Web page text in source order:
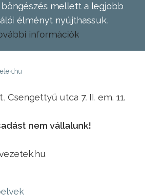
mellett a legjobb
élményt nyújthassuk.
információk
Csengettyű utca 7. II. em. 11.
nem vállalunk!